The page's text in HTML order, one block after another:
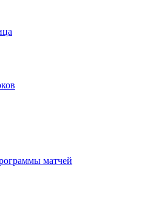
матчей